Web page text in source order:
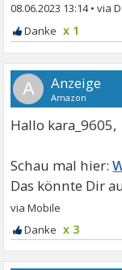
08.06.2023 13:14•
x 1
A
Hallo kara_9605,
x 3